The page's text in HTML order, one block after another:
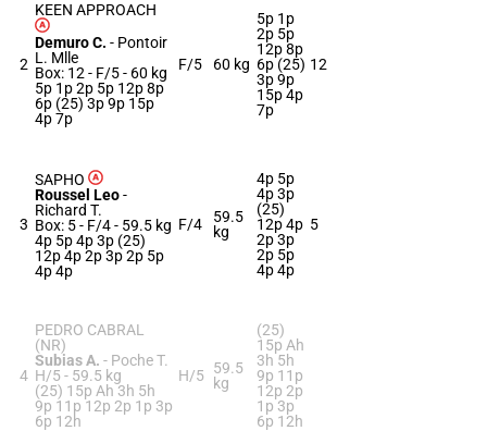
2
KEEN APPROACH
Demuro C. - Pontoir
L. Mlle
Box: 12 - F/5 - 60 kg
5p 1p 2p 5p 12p 8p
6p (25) 3p 9p 15p
4p 7p
F/5 60 kg
5p 1p
2p 5p
12p 8p
6p (25)
3p 9p
15p 4p
7p
12
3
SAPHO
Roussel Leo-
Richard T.
Box: 5 - F/4 - 59.5 kg
4p 5p 4p 3p (25)
12p 4p 2p 3p 2p 5p
4p 4p
F/4
59.5
kg
4p 5p
4p 3p
(25)
12p 4p
2p 3p
2p 5p
4p 4p
5
4
PEDRO CABRAL
(NR)
Subias A. - Poche T.
H/5 - 59.5 kg
(25) 15p Ah 3h 5h
9p 11p 12p 2p 1p 3p
6p 12h
H/5
59.5
kg
(25)
15p Ah
3h 5h
9p 11p
12p 2p
1p 3p
6p 12h